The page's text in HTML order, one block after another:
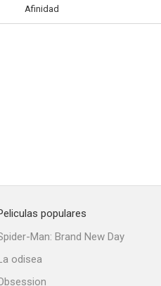
Afinidad
populares
Man: Brand New Day
odisea